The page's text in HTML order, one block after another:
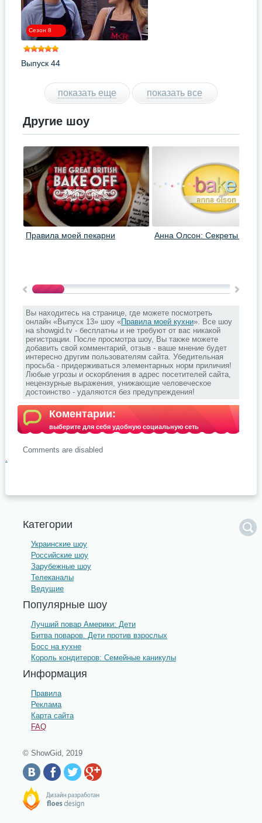
Сезон 8
Выпуск 44
показать еще показать все
Другие шоу
Правила моей пекарни Анна Олсон: Секреты
Вы находитесь на странице, где можете посмотреть
онлайн «Выпуск 13» шоу «Правила моей кухни». Все шоу
на showgid.tv - бесплатны и не требуют от вас никакой
регистрации. После просмотра шоу, Вы также можете
добавить свой комментарий, отзыв - ваше мнение будет
интересно другим пользователям сайта. Убедительная
просьба - придерживаться элементарных норм приличия!
Любые угрозы и оскорбления в адрес посетителей сайта,
нецензурные выражения, унижающие человеческое
достоинство - удаляются без предупреждения!
Коментарии:
выберите для себя удобную социальную сеть
Comments are disabled
.
Категории
Украинские шоу
Российские шоу
Зарубежные шоу
Телеканалы
Ведущие
Популярные шоу
Лучший повар Америки: Дети
Битва поваров. Дети против взрослых
Босс на кухне
Король кондитеров: Семейные каникулы
Информация
Правила
Реклама
Карта сайта
FAQ
© ShowGid, 2019